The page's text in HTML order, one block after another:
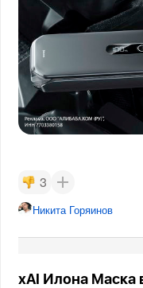
3
Никита Горяинов
xAI Илона Маска